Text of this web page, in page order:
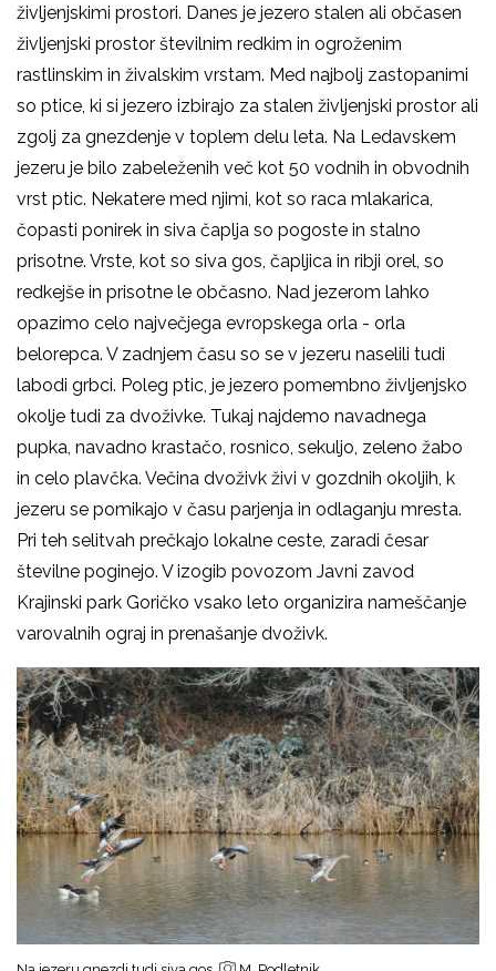
življenjskimi prostori. Danes je jezero stalen ali občasen
življenjski prostor številnim redkim in ogroženim
rastlinskim in živalskim vrstam. Med najbolj zastopanimi
so ptice, ki si jezero izbirajo za stalen življenjski prostor ali
zgolj za gnezdenje v toplem delu leta. Na Ledavskem
jezeru je bilo zabeleženih več kot 50 vodnih in obvodnih
vrst ptic. Nekatere med njimi, kot so raca mlakarica,
čopasti ponirek in siva čaplja so pogoste in stalno
prisotne. Vrste, kot so siva gos, čapljica in ribji orel, so
redkejše in prisotne le občasno. Nad jezerom lahko
opazimo celo največjega evropskega orla - orla
belorepca. V zadnjem času so se v jezeru naselili tudi
labodi grbci. Poleg ptic, je jezero pomembno življenjsko
okolje tudi za dvoživke. Tukaj najdemo navadnega
pupka, navadno krastačo, rosnico, sekuljo, zeleno žabo
in celo plavčka. Večina dvoživk živi v gozdnih okoljih, k
jezeru se pomikajo v času parjenja in odlaganju mresta.
Pri teh selitvah prečkajo lokalne ceste, zaradi česar
številne poginejo. V izogib povozom Javni zavod
Krajinski park Goričko vsako leto organizira nameščanje
varovalnih ograj in prenašanje dvoživk.